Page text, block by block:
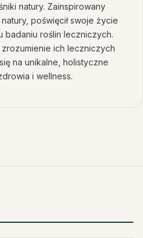
natury. Zainspirowany
poświęcił swoje życie
badaniu roślin leczniczych.
ich leczniczych
na unikalne, holistyczne
i wellness.